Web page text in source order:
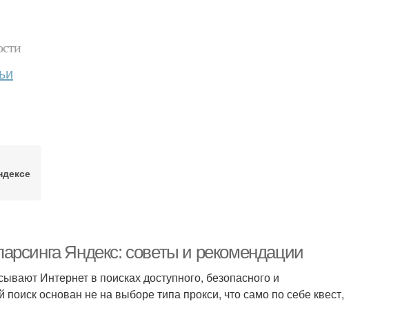
Яндекс: советы и рекомендации
Интернет в поисках доступного, безопасного и
основан не на выборе типа прокси, что само по себе квест,